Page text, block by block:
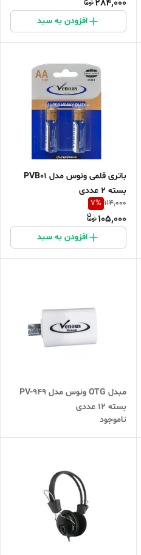
284,000
افزودن به سبد
باتری قلمی ونوس مدل PVB01
بسته 2 عددی
114,000
7%
105,000
افزودن به سبد
مبدل OTG ونوس مدل PV-949
بسته 12 عددی
ناموجود